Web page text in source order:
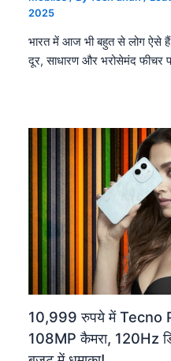
2025
भारत में आज भी बहुत से लोग ऐसे
दूर, साधारण और भरोसेमंद फीचर
10,999 रुपये में Tecno
108MP कैमरा, 120Hz